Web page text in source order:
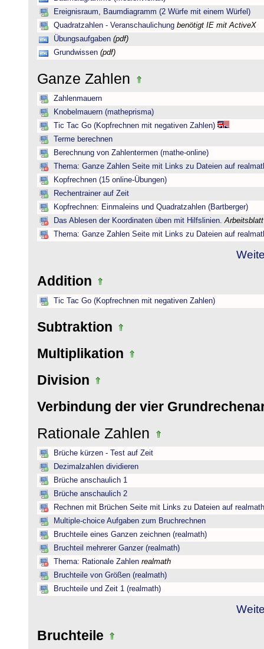
Ereignisraum, Baumdiagramm (2 Würfe mit einem Würfel)
Quadratzahlen - Veranschaulichung benötigt IE mit ActiveX
Übungsaufgaben (pdf)
Grundwissen (pdf)
Ganze Zahlen
Zahlenmauern
Knobelmauern (matheprisma)
Tic Tac Go (Kopfrechnen mit negativen Zahlen)
Terme berechnen
Berechnung von Zahlentermen (mathe-online)
Thema: Ganze Zahlen Seite mit Links zu Dateien auf
Kopfrechnen (15 online-Übungen)
Rechentrainer auf Zeit
Kopfrechnen: Einmaleins und Quadratzahlen (Bartberger)
Das Ablesen der Koordinaten üben mit Hilfslinien.
Thema: Ganze Zahlen Seite mit Links zu Dateien auf
Addition
Tic Tac Go (Kopfrechnen mit negativen Zahlen)
Subtraktion
Multiplikation
Division
Verbindung der vier
Rationale Zahlen
Brüche kürzen - Test auf Zeit
Dezimalzahlen dividieren
Brüche anschaulich 1
Brüche anschaulich 2
Rechnen mit Brüchen Seite mit Links zu Dateien auf
Multiple-choice Aufgaben zum Bruchrechnen
Bruchteile eines Ganzen zeichnen (realmath)
Bruchteil mehrerer Ganzer (realmath)
Thema: Rationale Zahlen realmath
Bruchteile von Größen (realmath)
Bruchteile und Zeit 1 (realmath)
Bruchteile